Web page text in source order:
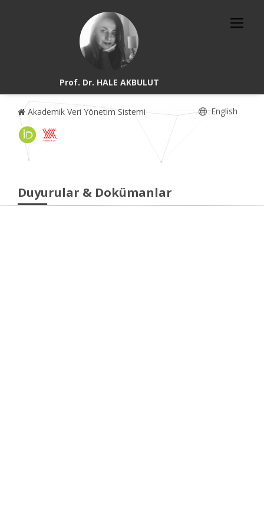
Prof. Dr. HALE AKBULUT
Akademik Veri Yönetim Sistemi English
Duyurular & Dokümanlar